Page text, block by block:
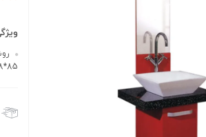
85*48 ابعاد آیینه : 110*30